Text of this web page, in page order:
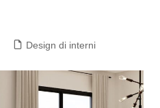
Design di interni